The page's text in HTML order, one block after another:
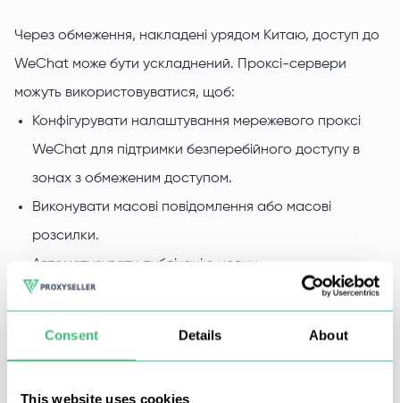
Consent Details About
This website uses cookies
Через обмеження, накладені урядом Китаю, доступ до
WeChat може бути ускладнений. Проксі-сервери
можуть використовуватися, щоб:
Конфігурувати налаштування мережевого проксі
WeChat для підтримки безперебійного доступу в
зонах з обмеженим доступом.
Виконувати масові повідомлення або масові
розсилки.
Автоматизувати публікацію новин.
Створювати та керувати кількома обліковими